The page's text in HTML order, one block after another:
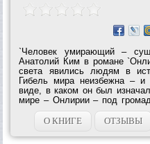
`Человек умирающий –
Анатолий Ким в романе
света явились людям в
Гибель мира неизбежна – и
виде, в каком он был
мире – Онлирии – под
жестокости и страданий,
свое бессмертие в...
О КНИГЕ ОТЗЫВЫ